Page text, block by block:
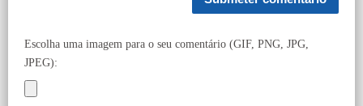
Escolha uma imagem para o seu comentário (GIF, PNG, JPG,
JPEG):